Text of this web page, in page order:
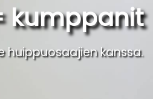
kumppanit
huippuosaajien kanssa.